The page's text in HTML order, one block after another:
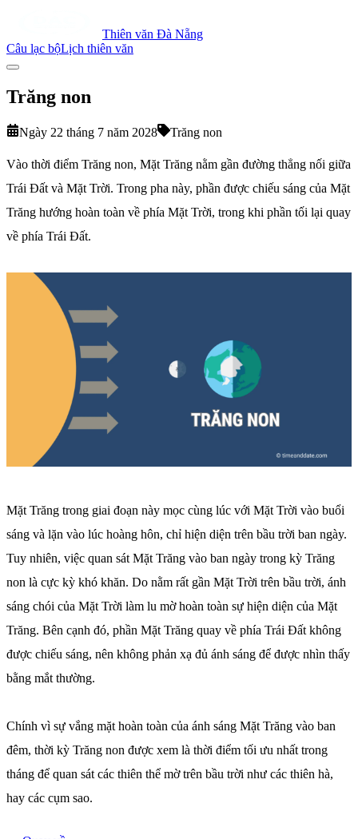
Thiên văn Đà Nẵng
Câu lạc bộLịch thiên văn
Trăng non
Ngày 22 tháng 7 năm 2028 Trăng non
Vào thời điểm Trăng non, Mặt Trăng nằm gần đường thẳng nối giữa
Trái Đất và Mặt Trời. Trong pha này, phần được chiếu sáng của Mặt
Trăng hướng hoàn toàn về phía Mặt Trời, trong khi phần tối lại quay
về phía Trái Đất.
Mặt Trăng trong giai đoạn này mọc cùng lúc với Mặt Trời vào buổi
sáng và lặn vào lúc hoàng hôn, chỉ hiện diện trên bầu trời ban ngày.
Tuy nhiên, việc quan sát Mặt Trăng vào ban ngày trong kỳ Trăng
non là cực kỳ khó khăn. Do nằm rất gần Mặt Trời trên bầu trời, ánh
sáng chói của Mặt Trời làm lu mờ hoàn toàn sự hiện diện của Mặt
Trăng. Bên cạnh đó, phần Mặt Trăng quay về phía Trái Đất không
được chiếu sáng, nên không phản xạ đủ ánh sáng để được nhìn thấy
bằng mắt thường.
Chính vì sự vắng mặt hoàn toàn của ánh sáng Mặt Trăng vào ban
đêm, thời kỳ Trăng non được xem là thời điểm tối ưu nhất trong
tháng để quan sát các thiên thể mờ trên bầu trời như các thiên hà,
hay các cụm sao.